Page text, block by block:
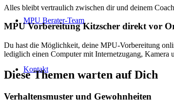
MPU Berater-Team
Kontakt
Alles bleibt vertraulich zwischen dir und deinem
MPU Vorbereitung Kitzscher direkt vor
Du hast die Möglichkeit, deine MPU-Vorbereitung
lediglich einen Computer mit Internetzugang, Kamera
Diese Themen warten auf Dich
Verhaltensmuster und Gewohnheiten